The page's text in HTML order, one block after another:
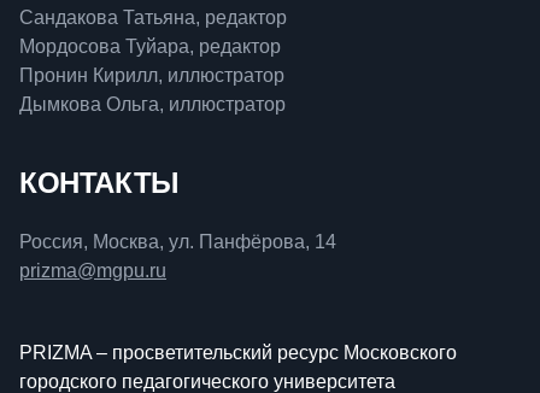
Сандакова Татьяна, редактор
Мордосова Туйара, редактор
Пронин Кирилл, иллюстратор
Дымкова Ольга, иллюстратор
КОНТАКТЫ
Россия, Москва, ул. Панфёрова, 14
prizma@mgpu.ru
PRIZMA – просветительский ресурс Московского
городского педагогического университета